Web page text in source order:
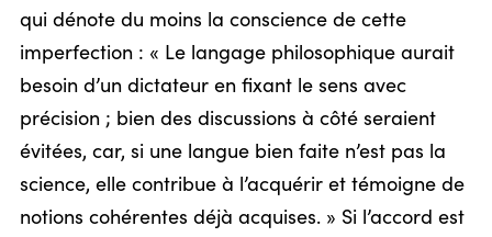
qui dénote du moins la conscience de cette
imperfection : « Le langage philosophique aurait
besoin d’un dictateur en fixant le sens avec
précision ; bien des discussions à côté seraient
évitées, car, si une langue bien faite n’est pas la
science, elle contribue à l’acquérir et témoigne de
notions cohérentes déjà acquises. » Si l’accord est